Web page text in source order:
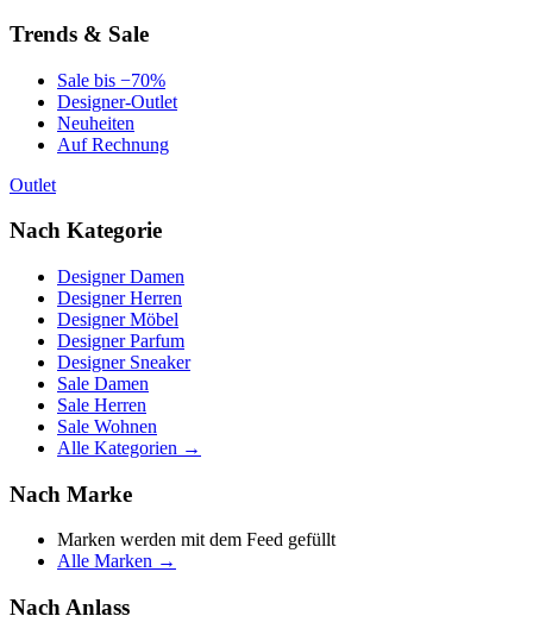
Trends & Sale
Sale bis −70%
Designer-Outlet
Neuheiten
Auf Rechnung
Outlet
Nach Kategorie
Designer Damen
Designer Herren
Designer Möbel
Designer Parfum
Designer Sneaker
Sale Damen
Sale Herren
Sale Wohnen
Alle Kategorien →
Nach Marke
Marken werden mit dem Feed gefüllt
Alle Marken →
Nach Anlass